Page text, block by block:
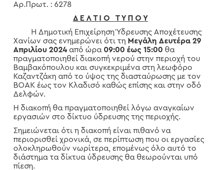
Αρ.Πρωτ. : 6278
Δ Ε Λ Τ Ι Ο Τ Υ Π Ο Υ
Η Δημοτική Επιχείρηση Ύδρευσης Αποχέτευσης
Χανίων σας ενημερώνει ότι τη Μεγάλη Δευτέρα 29
Απριλίου 2024 από ώρα 09:00 έως 15:00θα
πραγματοποιηθεί διακοπή νερού στην περιοχή του
Βαμβακόπουλου και συγκεκριμένα στη λεωφόρο
Καζαντζάκη από το ύψος της διασταύρωσης με τον
ΒΟΑΚ έως τον Κλαδισό καθώς επίσης και στην οδό
Δελφών.
Η διακοπή θα πραγματοποιηθεί λόγω αναγκαίων
εργασιών στο δίκτυο ύδρευσης της περιοχής.
Σημειώνεται ότι η διακοπή είναι πιθανό να
περιορισθεί χρονικά, σε περίπτωση που οι εργασίες
ολοκληρωθούν νωρίτερα, επομένως όλο αυτό το
διάστημα τα δίκτυα ύδρευσης θα θεωρούνται υπό
πίεση.